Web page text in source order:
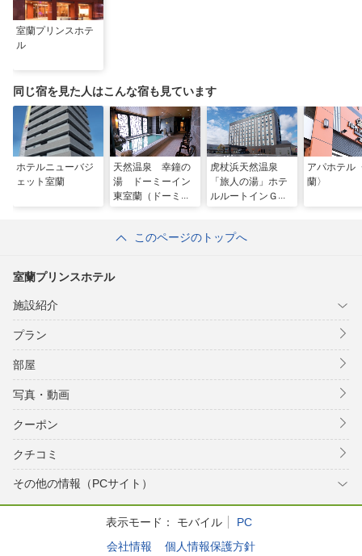
室蘭プリンスホテ
ル
同じ宿を見た人はこんな宿も見ています
ホテルニューバジ
ェット室蘭
天然温泉 幸鐘の
湯 ドーミーイン
東室蘭（ドーミー
プ）
虎杖浜天然温泉
「旅人の湯」ホテ
ルルートインＧｒ
アパホテル
蘭〉
このページのトップへ
室蘭プリンスホテル
施設紹介
プラン
部屋
写真・動画
クーポン
クチコミ
その他の情報（PCサイト）
表示モード： モバイル
PC
会社情報
個人情報保護方針